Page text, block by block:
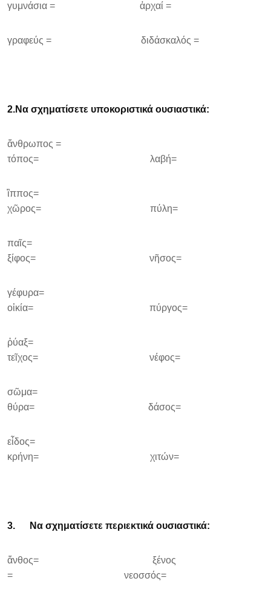
γυμνάσια = ἀρχαί =
γραφεύς = διδάσκαλός =
2.Να σχηματίσετε υποκοριστικά ουσιαστικά:
ἄνθρωπος =
τόπος= λαβή=
ἳππος=
χῶρος= πύλη=
παῖς=
ξίφος= νῆσος=
γέφυρα=
οἰκία= πύργος=
ῥύαξ=
τεῖχος= νέφος=
σῶμα=
θύρα= δάσος=
εἶδος=
κρήνη= χιτών=
3. Να σχηματίσετε περιεκτικά ουσιαστικά:
ἄνθος= ξένος
= νεοσσός=